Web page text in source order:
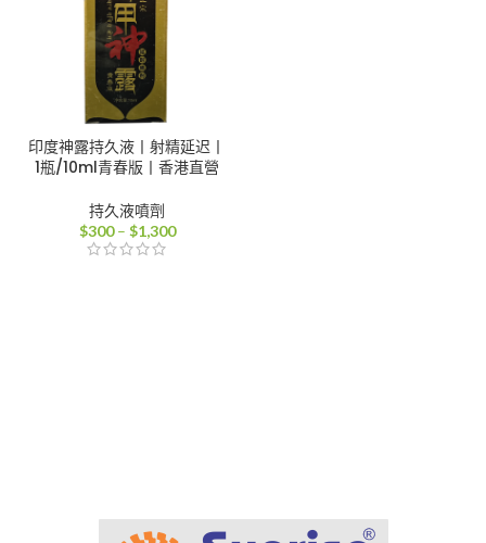
印度神露持久液丨射精延迟丨
1瓶/10ml青春版丨香港直營
持久液噴劑
$300 – $1,300價